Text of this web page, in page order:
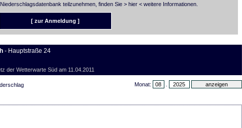
teilzunehmen, finden Sie > hier< weitere Informationen.
[ zur Anmeldung ]
- Hauptstraße 24
der Wetterwarte Süd am 11.04.2011
Monat: